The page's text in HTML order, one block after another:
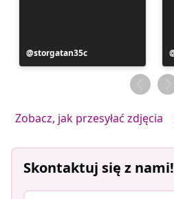
Post
opublikowany
storgatan35c
Zobacz, jak przesyłać zdjęcia
Skontaktuj się z nami!